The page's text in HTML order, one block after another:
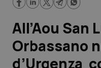
Lavoro e Professioni
Scienza e Farmaci
All’Aou San
Orbassano
d’Urgenza